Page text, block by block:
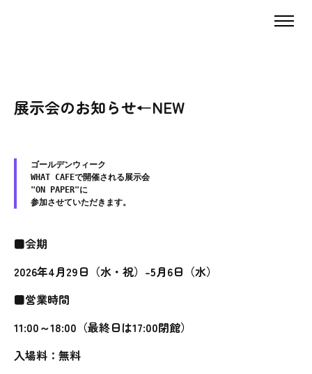
展示会のお知らせ←NEW
ゴールデンウィーク
WHAT CAFEで開催される展示会
"ON PAPER"に
参加させていただきます。
■会期
2026年4月29日（水・祝）-5月6日（水）
■営業時間
11:00～18:00（最終日は17:00閉館）
入場料：無料